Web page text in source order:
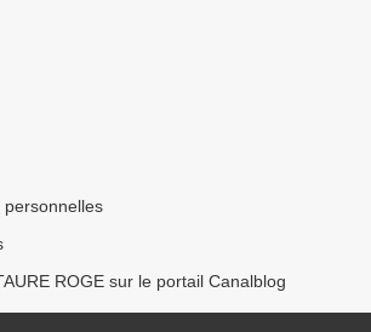
ROGE sur le portail Canalblog